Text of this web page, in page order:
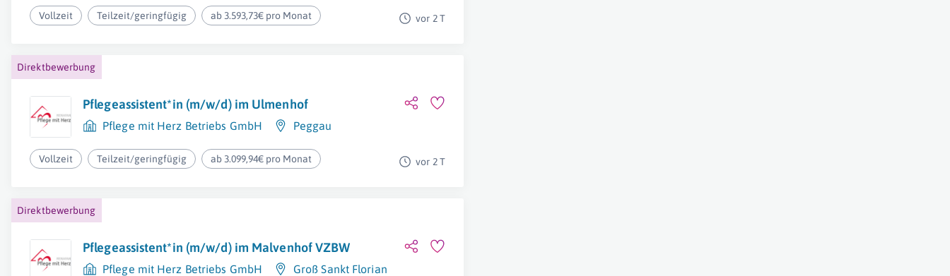
Vollzeit Teilzeit/geringfügig ab 3.593,73€ pro Monat vor 2 T
Direktbewerbung
Pflegeassistent*in (m/w/d) im Ulmenhof
Pflege mit Herz Betriebs GmbH Peggau
Vollzeit Teilzeit/geringfügig ab 3.099,94€ pro Monat vor 2 T
Direktbewerbung
Pflegeassistent*in (m/w/d) im Malvenhof VZBW
Pflege mit Herz Betriebs GmbH Groß Sankt Florian